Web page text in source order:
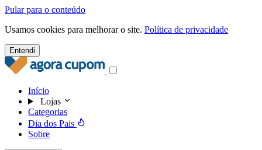
Pular para o conteúdo
Usamos cookies para melhorar o site. Política de privacidade
Entendi
Início
Lojas
Categorias
Dia dos Pais
Sobre